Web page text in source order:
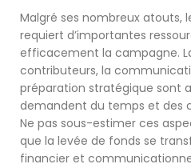
Malgré ses nombreux
requiert d’importantes
efficacement la campagne.
contributeurs, la
préparation stratégique sont
demandent du temps et des
Ne pas sous-estimer ces
que la levée de fonds se
financier et